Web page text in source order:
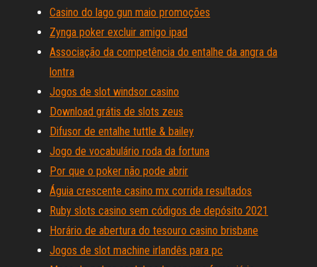
Casino do lago gun maio promoções
Zynga poker excluir amigo ipad
Associação da competência do entalhe da angra da
lontra
Jogos de slot windsor casino
Download grátis de slots zeus
Difusor de entalhe tuttle & bailey
Jogo de vocabulário roda da fortuna
Por que o poker não pode abrir
Águia crescente casino mx corrida resultados
Ruby slots casino sem códigos de depósito 2021
Horário de abertura do tesouro casino brisbane
Jogos de slot machine irlandês para pc